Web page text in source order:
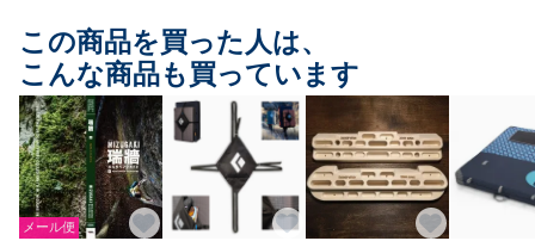
この商品を買った人は、
こんな商品も買っています
メール便